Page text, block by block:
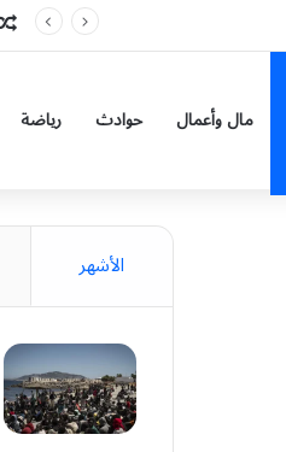
مال وأعمال حوادث رياضة
الأشهر